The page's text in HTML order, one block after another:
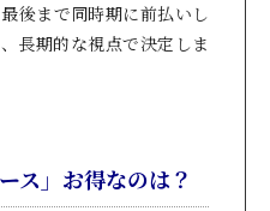
後まで同時期に前払いし
長期的な視点で決定しま
」お得なのは？